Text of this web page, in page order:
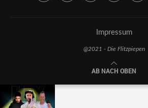
Impressum
@2021 - Die Flitzpiepen
AB NACH OBEN